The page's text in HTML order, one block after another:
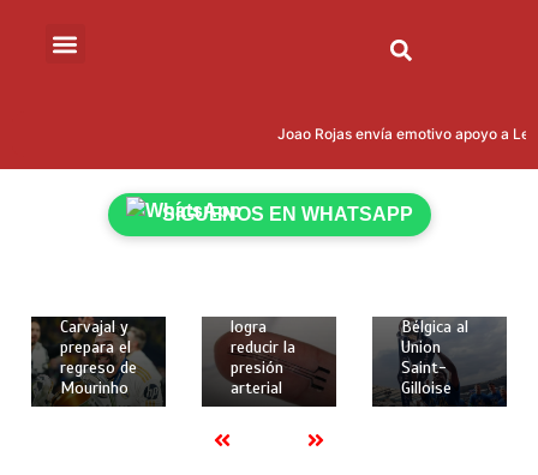
Joao Rojas envía emotivo apoyo a
SÍGUENOS EN WHATSAPP
2 mins
Carvajal y
prepara el
regreso de
Mourinho
2 mins
Crean
logra
reducir la
presión
arterial
de 2026
Rodríguez
brilló con
gol y
Bélgica al
Union
Saint-
Gilloise